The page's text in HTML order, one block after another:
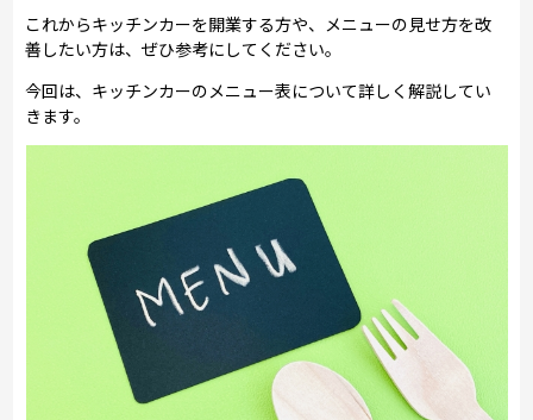
これからキッチンカーを開業する方や、メニューの見せ方を改
善したい方は、ぜひ参考にしてください。
今回は、キッチンカーのメニュー表について詳しく解説してい
きます。